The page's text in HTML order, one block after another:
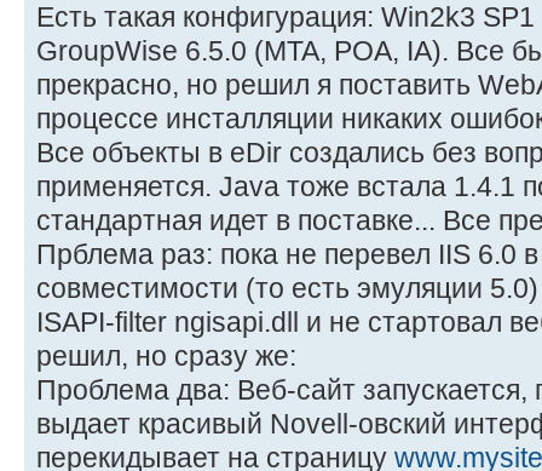
Есть такая конфигурация: Win2k3
GroupWise 6.5.0 (MTA, POA, IA). Все
прекрасно, но решил я поставить
процессе инсталляции никаких
Все объекты в eDir создались без
применяется. Java тоже встала 1.4.1
стандартная идет в поставке... Все
Прблема раз: пока не перевел IIS 6.0
совместимости (то есть эмуляции
ISAPI-filter ngisapi.dll и не стартовал
решил, но сразу же:
Проблема два: Веб-сайт запускается,
выдает красивый Novell-овский
перекидывает на страницу